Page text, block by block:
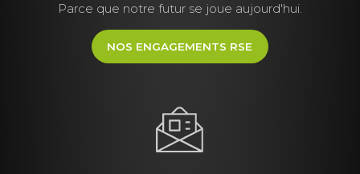
Parce que notre futur se joue aujourd'hui.
NOS ENGAGEMENTS RSE